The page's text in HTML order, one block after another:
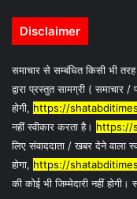
Disclaimer
समाचार से सम्बंधित किसी भी
द्वारा प्रस्तुत सामग्री ( समाचार
होगी, https://
नहीं स्वीकार करता है। https://
लिए संवाददाता / खबर देने वाला
होगा, https://
की कोई भी जिम्मेदारी नहीं होगी।